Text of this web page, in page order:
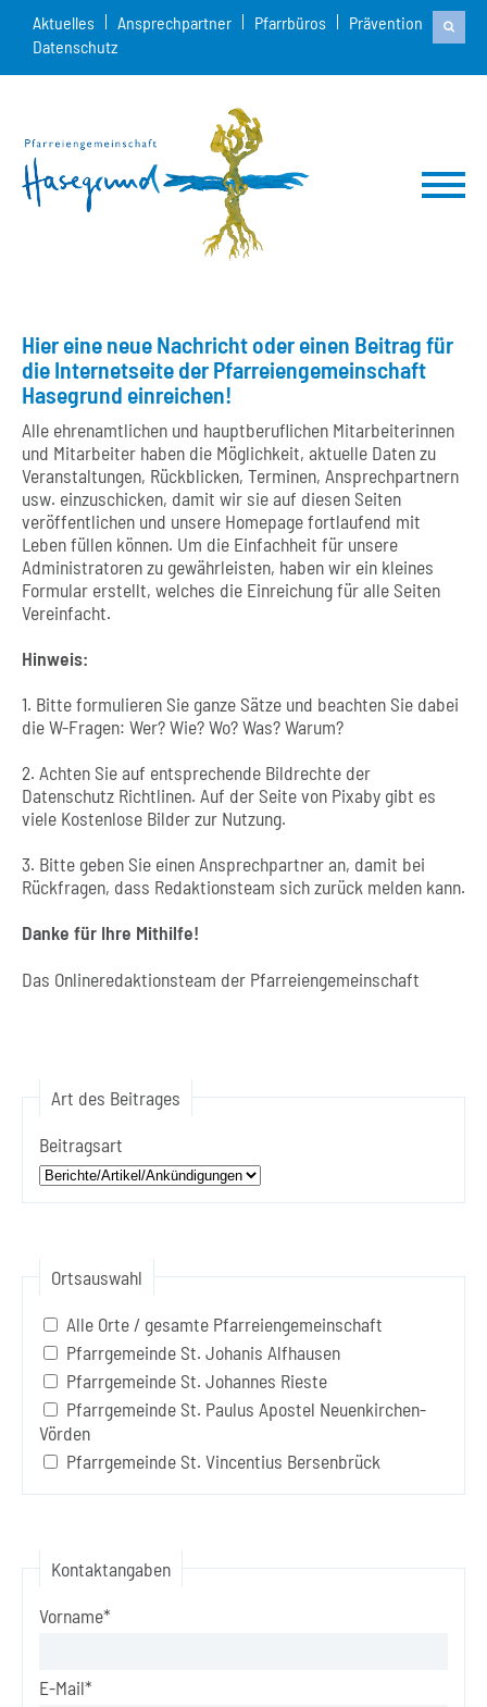
Aktuelles Ansprechpartner Pfarrbüros
Prävention
Datenschutz
Hier eine neue Nachricht oder einen Beitrag für
die Internetseite der Pfarreiengemeinschaft
Hasegrund einreichen!
Alle ehrenamtlichen und hauptberuflichen Mitarbeiterinnen
und Mitarbeiter haben die Möglichkeit, aktuelle Daten zu
Veranstaltungen, Rückblicken, Terminen, Ansprechpartnern
usw. einzuschicken, damit wir sie auf diesen Seiten
veröffentlichen und unsere Homepage fortlaufend mit
Leben füllen können. Um die Einfachheit für unsere
Administratoren zu gewährleisten, haben wir ein kleines
Formular erstellt, welches die Einreichung für alle Seiten
Vereinfacht.
Hinweis:
1. Bitte formulieren Sie ganze Sätze und beachten Sie dabei
die W-Fragen: Wer? Wie? Wo? Was? Warum?
2. Achten Sie auf entsprechende Bildrechte der
Datenschutz Richtlinen. Auf der Seite von Pixaby gibt es
viele Kostenlose Bilder zur Nutzung.
3. Bitte geben Sie einen Ansprechpartner an, damit bei
Rückfragen, dass Redaktionsteam sich zurück melden kann.
Danke für Ihre Mithilfe!
Das Onlineredaktionsteam der Pfarreiengemeinschaft
Art des Beitrages
Beitragsart
Ortsauswahl
Alle Orte / gesamte Pfarreiengemeinschaft
Pfarrgemeinde St. Johanis Alfhausen
Pfarrgemeinde St. Johannes Rieste
Pfarrgemeinde St. Paulus Apostel Neuenkirchen-
Vörden
Pfarrgemeinde St. Vincentius Bersenbrück
Kontaktangaben
Vorname*
E-Mail*